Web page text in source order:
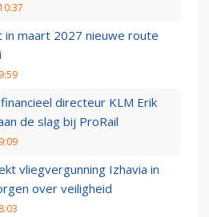
in maart 2027 nieuwe route
directeur KLM Erik
de slag bij ProRail
vliegvergunning Izhavia in
over veiligheid